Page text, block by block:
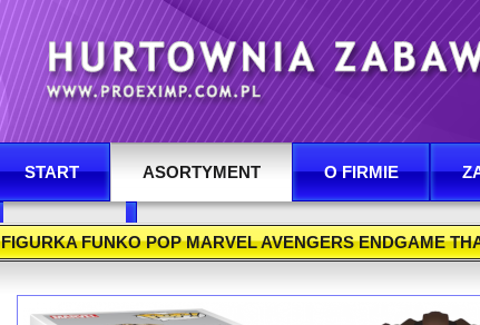
START ASORTYMENT O FIRMIE
KONTAKT
FIGURKA FUNKO POP MARVEL AVENGERS ENDGAME